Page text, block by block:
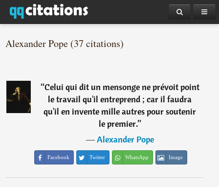
Alexander Pope (37 citations)
“Celui qui dit un mensonge ne prévoit point
le travail qu'il entreprend ; car il faudra
qu'il en invente mille autres pour soutenir
le premier.”
―Alexander Pope
Facebook Twitter WhatsApp Image